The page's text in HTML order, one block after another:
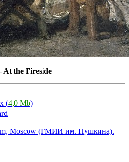
At the Fireside
(4,0 Mb)
Moscow (ГМИИ им. Пушкина).